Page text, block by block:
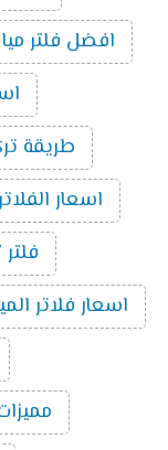
افضل فلتر مياه 7
طريقة تركيب
اسعار الفلاتر ٧
فلتر 7 مراحل تايواني امريكي
اسعار فلاتر المياه 7
مميزات